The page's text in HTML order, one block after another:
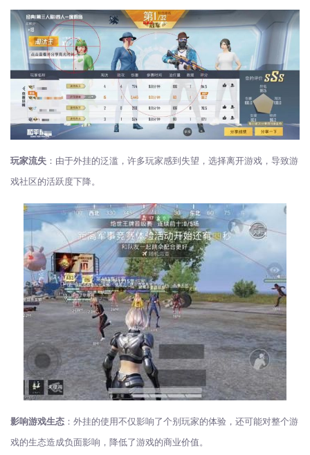
玩家流失 ：由于外挂的泛滥，许多玩家感到失望，选择离开游戏，导致游
戏社区的活跃度下降。
影响游戏生态 ：外挂的使用不仅影响了个别玩家的体验，还可能对整个游
戏的生态造成负面影响，降低了游戏的商业价值。